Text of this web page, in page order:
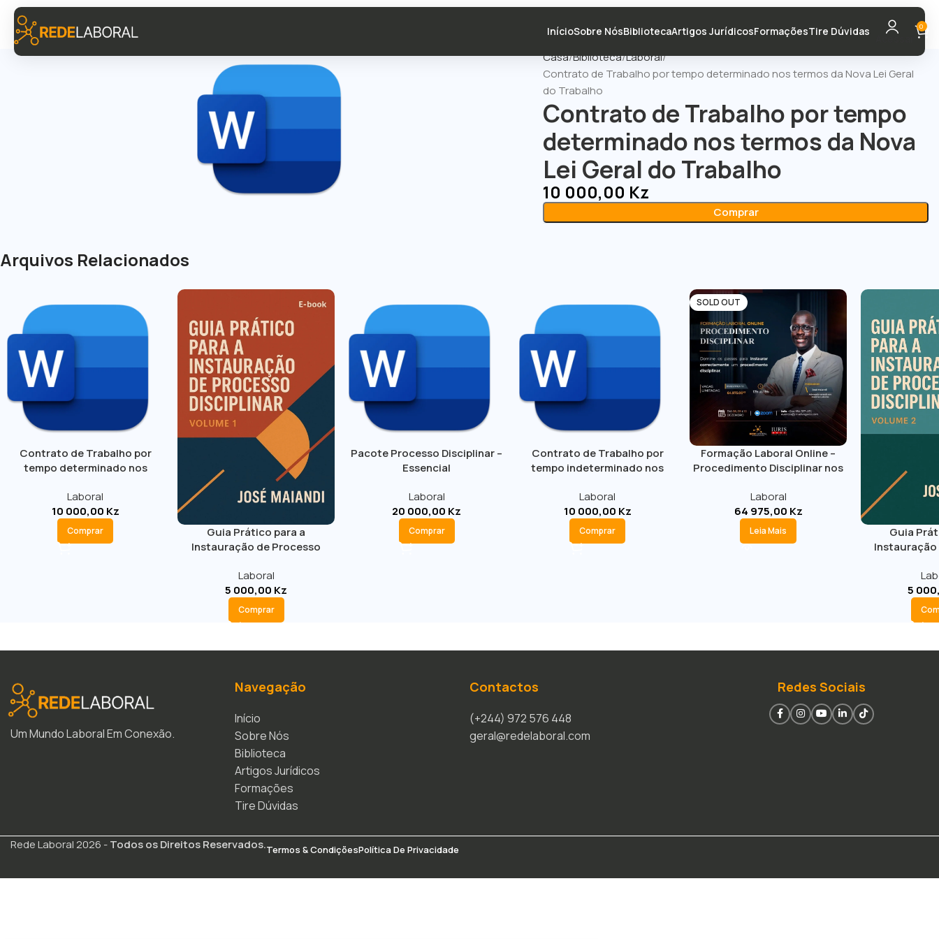
InícioSobre NósBibliotecaArtigos JurídicosFormaçõesTire Dúvidas 0
Casa Biblioteca Laboral
Contrato de Trabalho por tempo determinado nos termos da Nova Lei Geral
do Trabalho
Contrato de Trabalho por tempo
determinado nos termos da Nova
Lei Geral do Trabalho
10 000,00 Kz
Comprar
Arquivos Relacionados
Contrato de Trabalho por
tempo determinado nos
Trabalho
Laboral
10 000,00 Kz
Comprar
Guia Prático para a
Instauração de Processo
Laboral
5 000,00 Kz
Comprar
Pacote Processo Disciplinar –
Essencial
Laboral
20 000,00 Kz
Comprar
Contrato de Trabalho por
tempo indeterminado nos
Trabalho
Laboral
10 000,00 Kz
Comprar
SOLD OUT
Formação Laboral Online –
Procedimento Disciplinar nos
Dezembro
Laboral
64 975,00 Kz
Leia Mais
Guia
5
Um Mundo Laboral Em Conexão.
Navegação
Início
Sobre Nós
Biblioteca
Artigos Jurídicos
Formações
Tire Dúvidas
Contactos
(+244) 972 576 448
geral@redelaboral.com
Redes Sociais
Rede Laboral 2026 -Todos os Direitos Reservados.Termos & CondiçõesPolítica De Privacidade